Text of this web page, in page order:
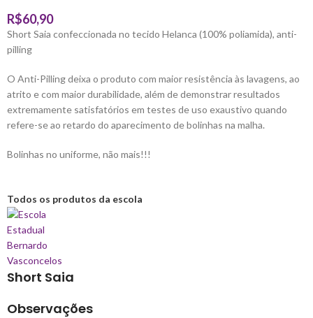
R$60,90
Short Saia confeccionada no tecido Helanca (100% poliamida), anti-
pilling
O Anti-Pilling deixa o produto com maior resistência às lavagens, ao
atrito e com maior durabilidade, além de demonstrar resultados
extremamente satisfatórios em testes de uso exaustivo quando
refere-se ao retardo do aparecimento de bolinhas na malha.
Bolinhas no uniforme, não mais!!!
Todos os produtos da escola
Short Saia
Observações